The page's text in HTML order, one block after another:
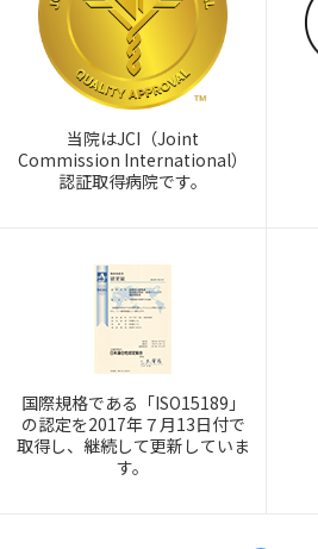
当院はJCI（Joint
Commission International）
認証取得病院です。
国際規格である「ISO15189」
の認定を2017年７月13日付で
取得し、継続して更新していま
す。